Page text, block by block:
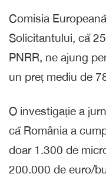
Comisia
Solicitantului, că
PNRR, ne ajung
un preț mediu de
O investigație a
că România a
doar 1.300 de
200.000 de euro/